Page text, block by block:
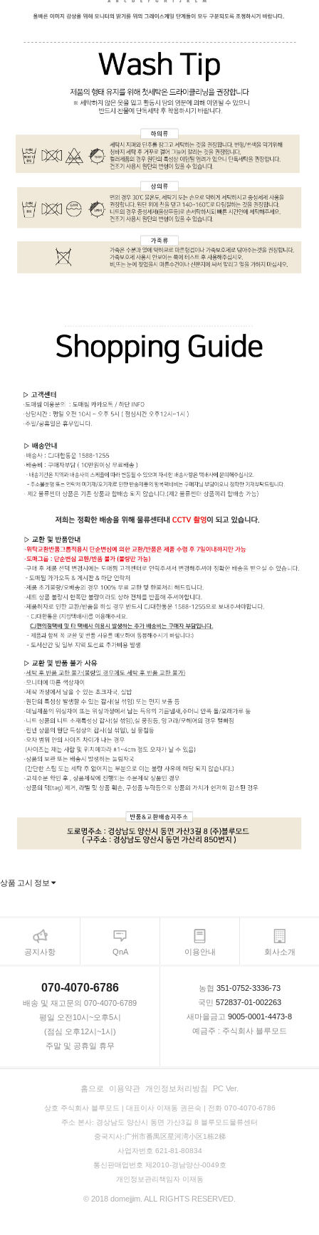
상품 고시 정보
공지사항 QnA 이용안내 회사소개
070-4070-6786
배송 및 재고문의 070-4070-6789
평일 오전10시~오후5시
(점심 오후12시~1시)
주말 및 공휴일 휴무
농협 351-0752-3336-73
국민 572837-01-002263
새마을금고 9005-0001-4473-8
예금주 : 주식회사 블루모드
홈으로 이용약관 개인정보처리방침 PC Ver.
상호 주식회사 블루모드 | 대표이사 이재동 권은숙 | 전화 070-4070-6786
주소 본사: 경상남도 양산시 동면 가산3길 8 블루모드물류센터
중국지사:广州市番禺区星河湾小区1栋2梯
사업자번호 621-81-80834
통신판매업번호 제2010-경남양산-0049호
개인정보관리책임자 이재동
© 2018 domejjim. ALL RIGHTS RESERVED.